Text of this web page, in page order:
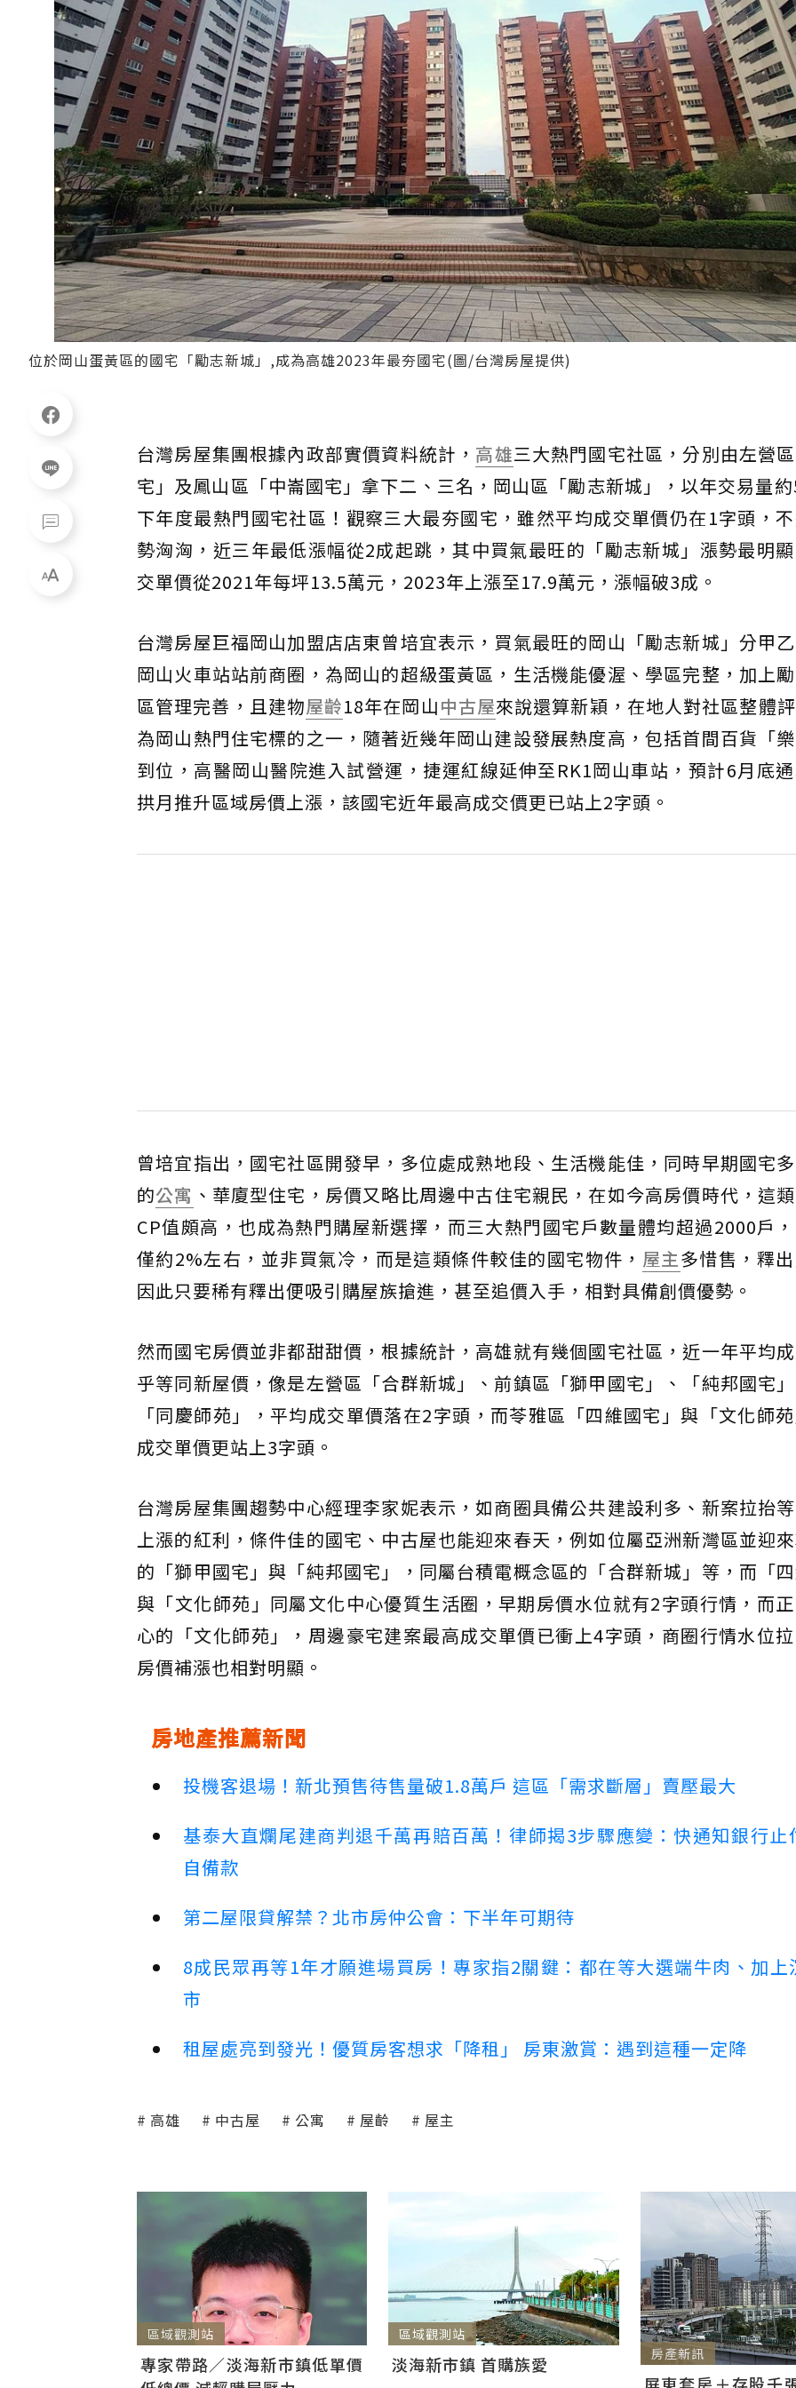
位於岡山蛋黃區的國宅「勵志新城」,成為高雄2023年最夯國宅(圖/台灣房屋提供)
台灣房屋集團根據內政部實價資料統計， 高雄三大熱門國宅社區，分別由左營
宅」及鳳山區「中崙國宅」拿下二、三名，岡山區「勵志新城」，以年交易量
下年度最熱門國宅社區！觀察三大最夯國宅，雖然平均成交單價仍在1字頭，
勢洶洶，近三年最低漲幅從2成起跳，其中買氣最旺的「勵志新城」漲勢最明
交單價從2021年每坪13.5萬元，2023年上漲至17.9萬元，漲幅破3成。
台灣房屋巨福岡山加盟店店東曾培宜表示，買氣最旺的岡山「勵志新城」分甲
岡山火車站站前商圈，為岡山的超級蛋黃區，生活機能優渥、學區完整，加上
區管理完善，且建物屋齡18年在岡山中古屋來說還算新穎，在地人對社區整體
為岡山熱門住宅標的之一，隨著近幾年岡山建設發展熱度高，包括首間百貨「
到位，高醫岡山醫院進入試營運，捷運紅線延伸至RK1岡山車站，預計6月底
拱月推升區域房價上漲，該國宅近年最高成交價更已站上2字頭。
曾培宜指出，國宅社區開發早，多位處成熟地段、生活機能佳，同時早期國宅
的公寓 、華廈型住宅，房價又略比周邊中古住宅親民，在如今高房價時代，這
CP值頗高，也成為熱門購屋新選擇，而三大熱門國宅戶數量體均超過2000戶
僅約2%左右，並非買氣冷，而是這類條件較佳的國宅物件， 屋主多惜售，釋
因此只要稀有釋出便吸引購屋族搶進，甚至追價入手，相對具備創價優勢。
然而國宅房價並非都甜甜價，根據統計，高雄就有幾個國宅社區，近一年平均
乎等同新屋價，像是左營區「合群新城」、前鎮區「獅甲國宅」、「純邦國宅
「同慶師苑」，平均成交單價落在2字頭，而苓雅區「四維國宅」與「文化師
成交單價更站上3字頭。
台灣房屋集團趨勢中心經理李家妮表示，如商圈具備公共建設利多、新案拉抬
上漲的紅利，條件佳的國宅、中古屋也能迎來春天，例如位屬亞洲新灣區並迎
的「獅甲國宅」與「純邦國宅」，同屬台積電概念區的「合群新城」等，而「
與「文化師苑」同屬文化中心優質生活圈，早期房價水位就有2字頭行情，而
心的「文化師苑」，周邊豪宅建案最高成交單價已衝上4字頭，商圈行情水位
房價補漲也相對明顯。
房地產推薦新聞
投機客退場！新北預售待售量破1.8萬戶 這區「需求斷層」賣壓最大
基泰大直爛尾建商判退千萬再賠百萬！律師揭3步驟應變：快通知銀行止
自備款
第二屋限貸解禁？北市房仲公會：下半年可期待
8成民眾再等1年才願進場買房！專家指2關鍵：都在等大選端牛肉、加上
市
租屋處亮到發光！優質房客想求「降租」 房東激賞：遇到這種一定降
高雄 中古屋 公寓 屋齡 屋主
區域觀測站
專家帶路／淡海新市鎮低單價
區域觀測站
淡海新市鎮 首購族愛 房產新訊
屏東套房＋存股千